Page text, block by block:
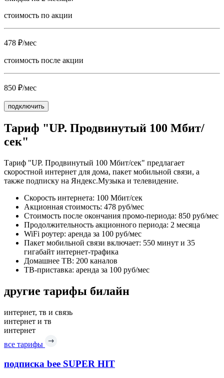
стоимость по акции
478 ₽/мес
стоимость после акции
850 ₽/мес
подключить
Тариф "UP. Продвинутый 100 Мбит/
сек"
Тариф "UP. Продвинутый 100 Мбит/сек" предлагает
скоростной интернет для дома, пакет мобильной связи, а
также подписку на Яндекс.Музыка и телевидение.
Скорость интернета: 100 Мбит/сек
Акционная стоимость: 478 руб/мес
Стоимость после окончания промо-периода: 850 руб/мес
Продолжительность акционного периода: 2 месяца
WiFi роутер: аренда за 100 руб/мес
Пакет мобильной связи включает: 550 минут и 35
гигабайт интернет-трафика
Домашнее ТВ: 200 каналов
ТВ-приставка: аренда за 100 руб/мес
другие тарифы билайн
интернет, тв и связь
интернет и тв
интернет
все тарифы
подписка bee SUPER HIT